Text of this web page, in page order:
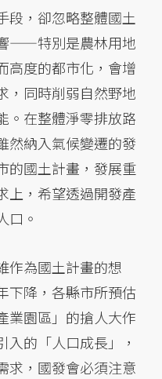
段，卻忽略整體國土
——特別是農林用地
高度的都市化，會增
，同時削弱自然野地
。在整體淨零排放路
然納入氣候變遷的發
的國土計畫，發展重
上，希望透過開發產
口。
作為國土計畫的想
下降，各縣市所預估
業園區」的搶人大作
的「人口成長」，
求，國發會必須注意